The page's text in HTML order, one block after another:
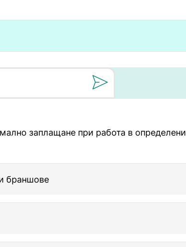
заплащане при работа в определени
браншове